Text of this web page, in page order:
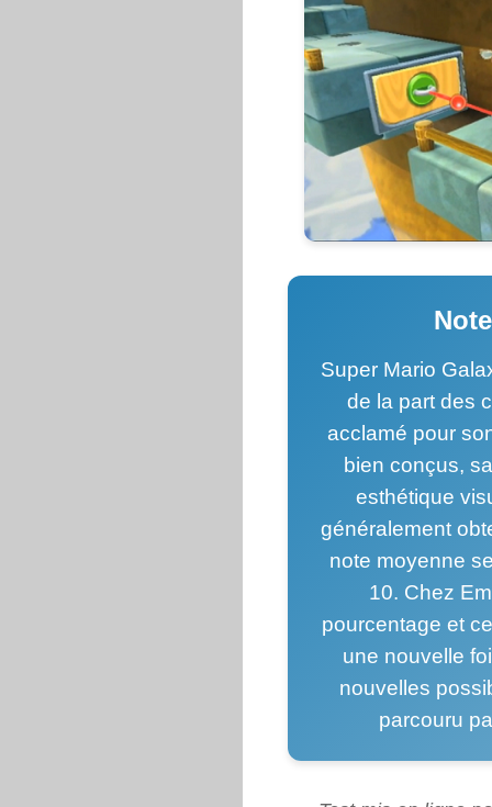
Super Mario
de la part des
acclamé pour
bien conçus,
esthétique
généralement
note moyenne
10. Chez
pourcentage et
une nouvelle
nouvelles
parcouru